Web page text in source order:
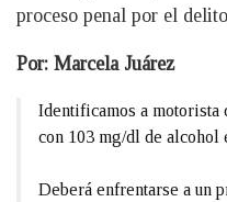
proceso penal por el
Por: Marcela Juárez
Identificamos a motorista
con 103 mg/dl de alcohol
Deberá enfrentarse a un